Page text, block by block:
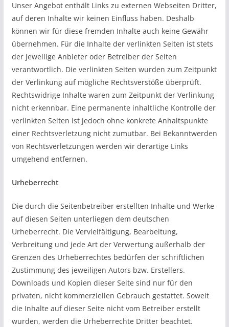
Unser Angebot enthält Links zu externen Webseiten Dritter,
auf deren Inhalte wir keinen Einfluss haben. Deshalb
können wir für diese fremden Inhalte auch keine Gewähr
übernehmen. Für die Inhalte der verlinkten Seiten ist stets
der jeweilige Anbieter oder Betreiber der Seiten
verantwortlich. Die verlinkten Seiten wurden zum Zeitpunkt
der Verlinkung auf mögliche Rechtsverstöße überprüft.
Rechtswidrige Inhalte waren zum Zeitpunkt der Verlinkung
nicht erkennbar. Eine permanente inhaltliche Kontrolle der
verlinkten Seiten ist jedoch ohne konkrete Anhaltspunkte
einer Rechtsverletzung nicht zumutbar. Bei Bekanntwerden
von Rechtsverletzungen werden wir derartige Links
umgehend entfernen.
Urheberrecht
Die durch die Seitenbetreiber erstellten Inhalte und Werke
auf diesen Seiten unterliegen dem deutschen
Urheberrecht. Die Vervielfältigung, Bearbeitung,
Verbreitung und jede Art der Verwertung außerhalb der
Grenzen des Urheberrechtes bedürfen der schriftlichen
Zustimmung des jeweiligen Autors bzw. Erstellers.
Downloads und Kopien dieser Seite sind nur für den
privaten, nicht kommerziellen Gebrauch gestattet. Soweit
die Inhalte auf dieser Seite nicht vom Betreiber erstellt
wurden, werden die Urheberrechte Dritter beachtet.